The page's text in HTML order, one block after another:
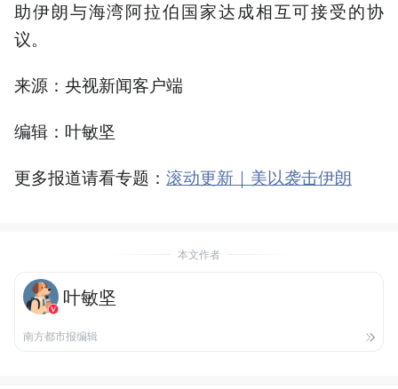
助伊朗与海湾阿拉伯国家达成相互可接受的协
议。
来源：央视新闻客户端
编辑：叶敏坚
更多报道请看专题： 滚动更新｜美以袭击伊朗
本文作者
叶敏坚
南方都市报编辑